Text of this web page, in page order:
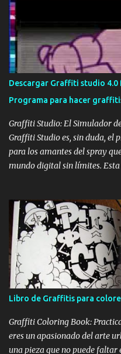
24 horas. Así que para ellos
donde cualquier persona que
vista pudiera ver claramente
importantes que se realizan
el logo de David García en el
local Una vez acabada la
algunos días, el cliente nos
para colocarle el teléfono en
24 h . Y ...
Descargar Graffiti studio
Programa para hacer
Graffiti Studio: El Simulador
Graffiti Studio es, sin duda, el
para los amantes del spray
mundo digital sin límites.
papel y una forma increíble
ordenador. Gracias a su
una sensación de
gratuitos han logrado igualar
a este simulador es su
pintar en la calle con un
escritores novatos que
entender el flujo de las letras,
que desean probar
Libro de Graffitis para
Graffiti Coloring Book:
eres un apasionado del arte
una pieza que no puede faltar